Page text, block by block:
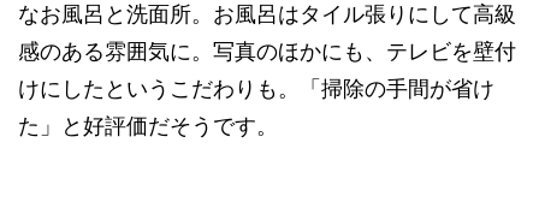
なお風呂と洗面所。お風呂はタイル張りにして高級
感のある雰囲気に。写真のほかにも、テレビを壁付
けにしたというこだわりも。「掃除の手間が省け
た」と好評価だそうです。